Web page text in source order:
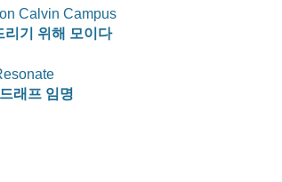
Calvin Campus
리기 위해 모이다
래프 임명